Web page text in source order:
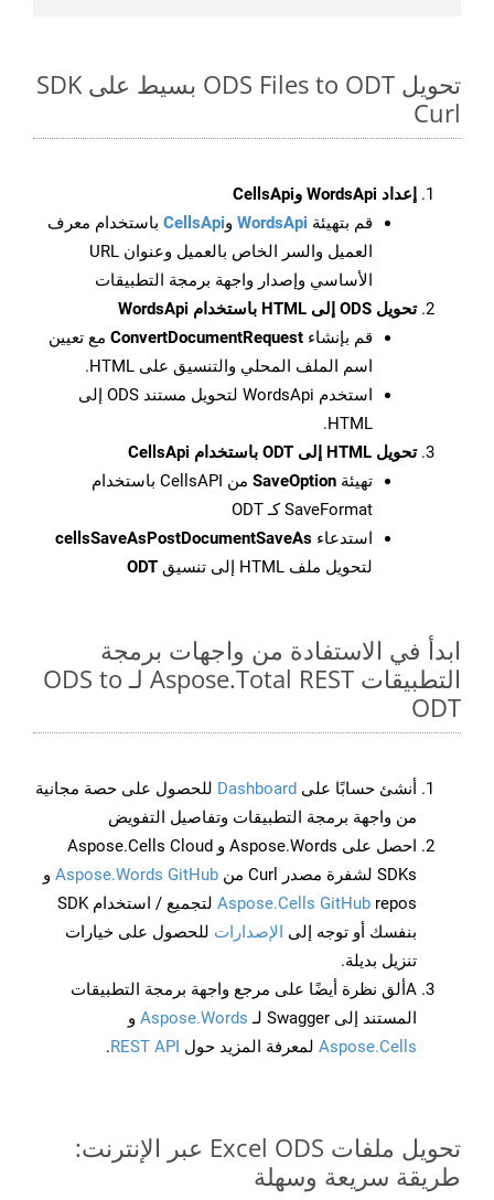
تحويل ODS Files to ODT بسيط على SDK
Curl
إعداد WordsApi وCellsApi
قم بتهيئة WordsApi وCellsApi باستخدام معرف
العميل والسر الخاص بالعميل وعنوان URL
الأساسي وإصدار واجهة برمجة التطبيقات
تحويل ODS إلى HTML باستخدام WordsApi
قم بإنشاء ConvertDocumentRequest مع تعيين
اسم الملف المحلي والتنسيق على HTML.
استخدم WordsApi لتحويل مستند ODS إلى
HTML.
تحويل HTML إلى ODT باستخدام CellsApi
تهيئة SaveOption
من CellsAPI باستخدام
SaveFormat كـ ODT
استدعاء cellsSaveAsPostDocumentSaveAs
لتحويل ملف HTML إلى تنسيق
ODT
ابدأ في الاستفادة من واجهات برمجة
التطبيقات Aspose.Total REST لـ ODS to
ODT
أنشئ حسابًا على Dashboard للحصول على حصة مجانية
من واجهة برمجة التطبيقات وتفاصيل التفويض
احصل على Aspose.Words و Aspose.Cells Cloud
SDKs لشفرة مصدر Curl من
Aspose.Words GitHub و
Aspose.Cells GitHub
repos لتجميع / استخدام SDK
بنفسك أو توجه إلى الإصدارات للحصول على خيارات
تنزيل بديلة.
Aألق نظرة أيضًا على مرجع واجهة برمجة التطبيقات
المستند إلى Swagger لـ
Aspose.Words و
Aspose.Cells لمعرفة المزيد حول REST API
.
تحويل ملفات Excel ODS عبر الإنترنت:
طريقة سريعة وسهلة